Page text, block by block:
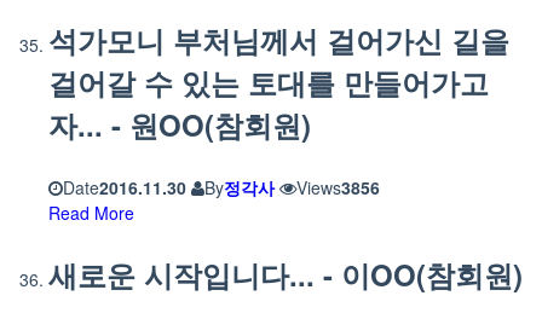
석가모니 부처님께서 걸어가신 길을
걸어갈 수 있는 토대를 만들어가고
자... - 원OO(참회원)
Date2016.11.30 By정각사 Views3856
Read More
새로운 시작입니다... - 이OO(참회원)